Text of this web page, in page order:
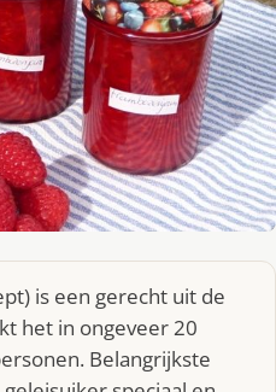
is een gerecht uit de
het in ongeveer 20
Belangrijkste